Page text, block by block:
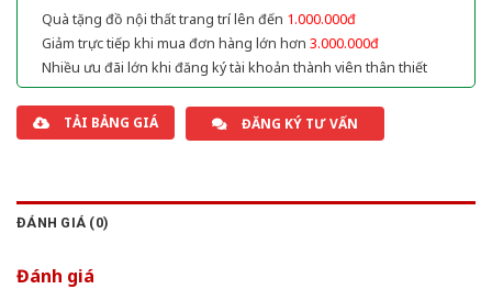
Quà tặng đồ nội thất trang trí lên đến 1.000.000đ
Giảm trực tiếp khi mua đơn hàng lớn hơn 3.000.000đ
Nhiều ưu đãi lớn khi đăng ký tài khoản thành viên thân thiết
TẢI BẢNG GIÁ ĐĂNG KÝ TƯ VẤN
ĐÁNH GIÁ (0)
Đánh giá